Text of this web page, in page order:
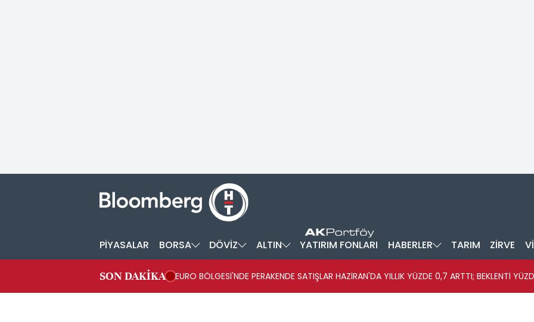
PİYASALAR BORSA DÖVİZ ALTIN YATIRIM FONLARI HABERLER TARIM ZİRVE
SON DAKİKA
EURO BÖLGESİ'NDE PERAKENDE SATIŞLAR HAZİRAN'DA YILLIK YÜZDE 0,7 ARTTI; BEKLENTİ